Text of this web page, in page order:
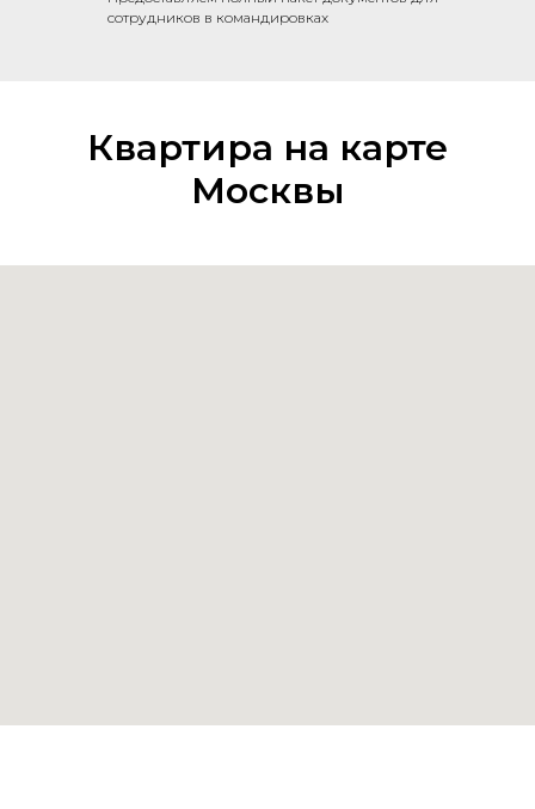
сотрудников в командировках
Квартира на карте
Москвы